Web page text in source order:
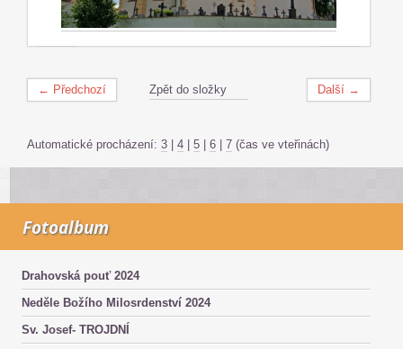
← Předchozí Další →
Zpět do složky
Automatické procházení: 3 4 5 6 7 (čas ve vteřinách)
Fotoalbum
Drahovská pouť 2024
Neděle Božího Milosrdenství 2024
Sv. Josef- TROJDNÍ